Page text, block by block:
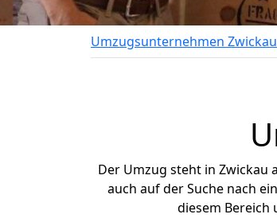
Umzugsunternehmen Zwickau
Der Umzug steht in Zwickau
auch auf der Suche nach
diesem Bereich